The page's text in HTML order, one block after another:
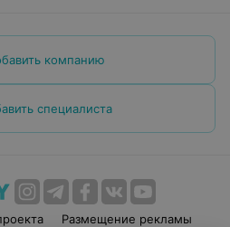
компанию
специалиста
Размещение рекламы